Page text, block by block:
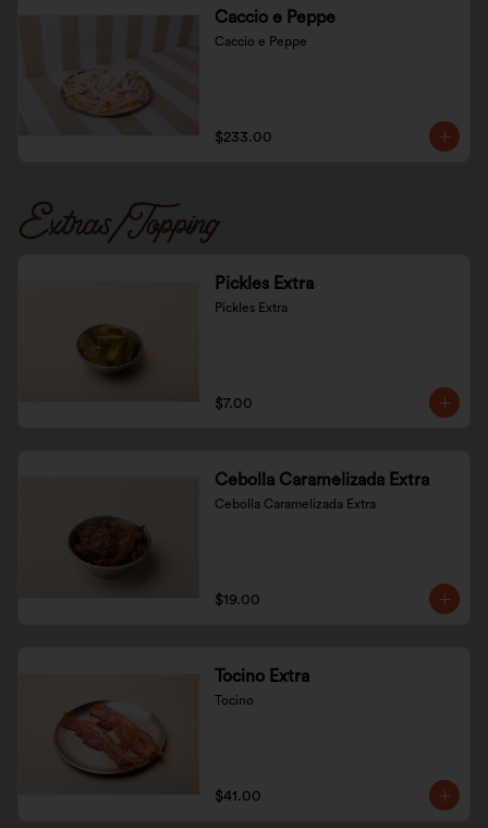
Caccio e Peppe
Caccio e Peppe
$233.00
Extras/Topping
Pickles Extra
Pickles Extra
$7.00
Cebolla Caramelizada Extra
Cebolla Caramelizada Extra
$19.00
Tocino Extra
Tocino
$41.00